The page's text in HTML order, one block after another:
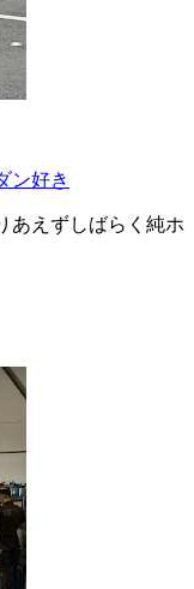
ン好き
あえずしばらく純ホ